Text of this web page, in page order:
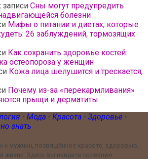
записи Сны могут предупредить
болезни
Мифы о питании и диетах, которые
26 заблуждений, тормозящих
Как сохранить здоровье костей:
остеопороза у женщин
Кожа лица шелушится и трескается,
Почему из-за «перекармливания»
прыщи и дерматиты
• Мода • Красота • Здоровье •
знать
и мужчин, посвящённое красоте, здоровью,
жизни. Здесь вы найдёте полезную